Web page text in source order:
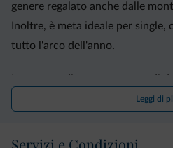
genere regalato anche dalle
Inoltre, è meta ideale per
tutto l'arco dell'anno.
cassaforte e asciugacapelli,Leggi di
Servizi e Condizioni